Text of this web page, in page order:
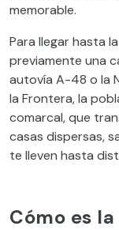
memorable.
Para llegar hasta
previamente una
autovía A-48 o la
la Frontera, la
comarcal, que
casas dispersas,
te lleven hasta
Cómo es